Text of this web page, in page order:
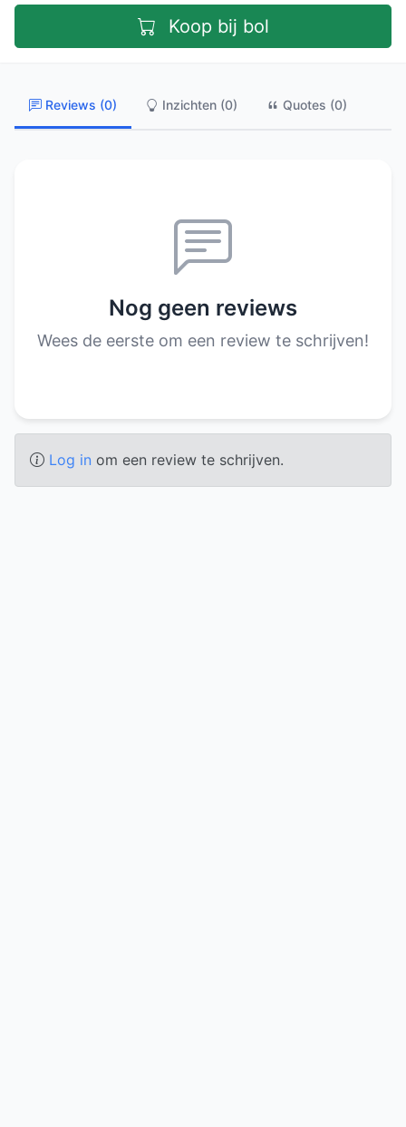
Koop bij bol
Reviews (0) Inzichten (0) Quotes (0)
Nog geen reviews
Wees de eerste om een review te schrijven!
Log in om een review te schrijven.